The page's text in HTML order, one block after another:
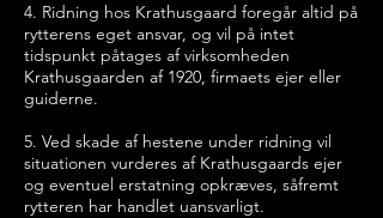
4. Ridning hos Krathusgaard foregår altid på
rytterens eget ansvar, og vil på intet
tidspunkt påtages af virksomheden
Krathusgaarden af 1920, firmaets ejer eller
guiderne.
5. Ved skade af hestene under ridning vil
situationen vurderes af Krathusgaards ejer
og eventuel erstatning opkræves, såfremt
rytteren har handlet uansvarligt.